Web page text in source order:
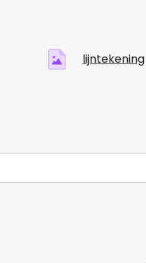
lijntekening